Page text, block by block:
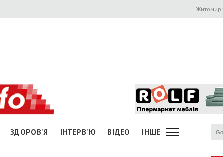
Житомир:
ЗДОРОВ'Я ІНТЕРВ'Ю ВІДЕО ІНШЕ